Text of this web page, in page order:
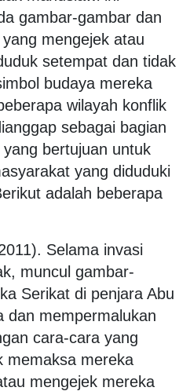
gambar-gambar dan
mengejek atau
setempat dan tidak
budaya mereka
wilayah konflik
sebagai bagian
bertujuan untuk
yang diduduki
adalah beberapa
Selama invasi
muncul gambar-
Serikat di penjara Abu
dan mempermalukan
cara-cara yang
memaksa mereka
mengejek mereka